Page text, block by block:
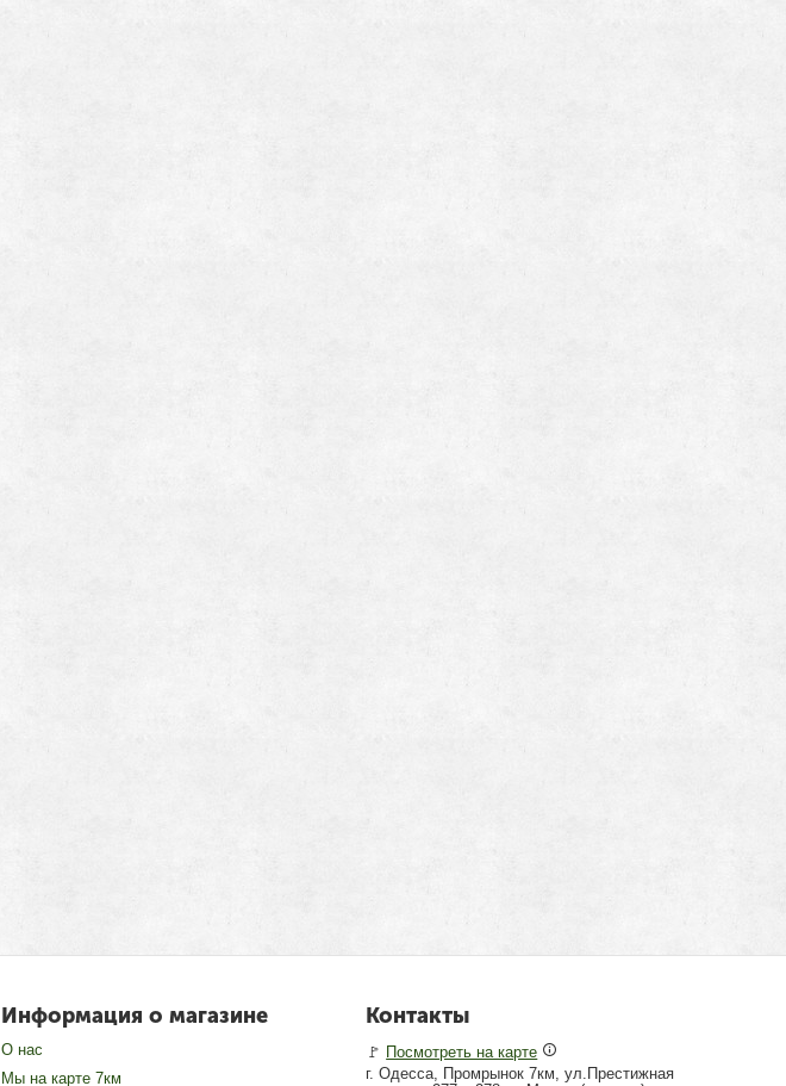
Информация о магазине
О нас
Мы на карте 7км
Контакты
🚩 Посмотреть на карте
г. Одесса, Промрынок 7км, ул.Престижная